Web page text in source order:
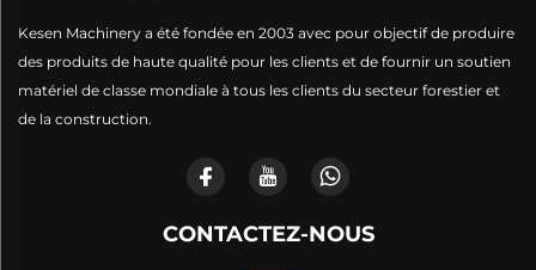
Kesen Machinery a été fondée en 2003 avec pour objectif de produire
des produits de haute qualité pour les clients et de fournir un soutien
matériel de classe mondiale à tous les clients du secteur forestier et
de la construction.
CONTACTEZ-NOUS